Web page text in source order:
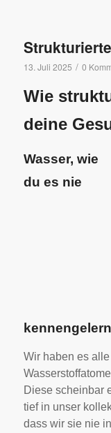
13. Juli 2025 / 0
Wie
deine
Wasser, wie
du es nie
Wir haben es
Diese scheinbar
tief in unser
dass wir sie nie